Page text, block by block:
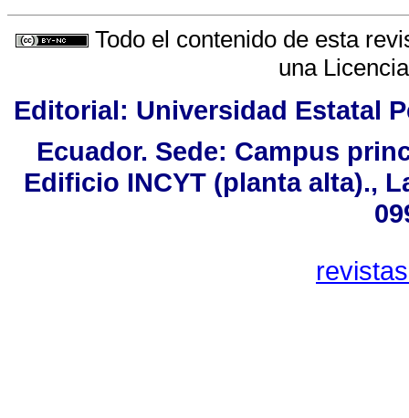
Todo el contenido de esta
una
Editorial: Universidad Estatal
Ecuador. Sede: Campus
Edificio INCYT (planta alta).,